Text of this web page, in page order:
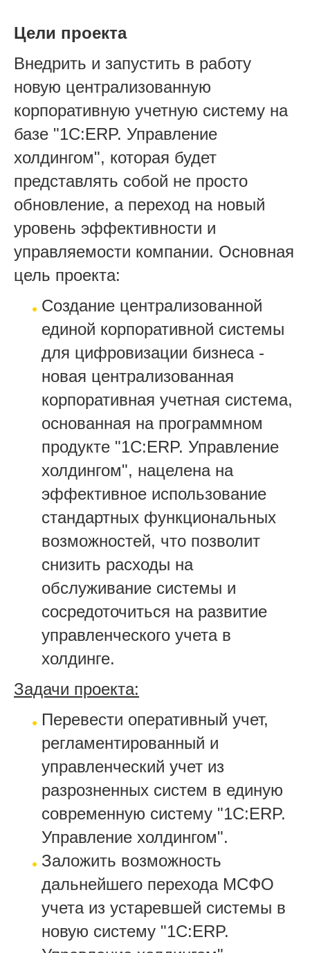
Цели проекта
Внедрить и запустить в работу
новую централизованную
корпоративную учетную систему на
базе "1С:ERP. Управление
холдингом", которая будет
представлять собой не просто
обновление, а переход на новый
уровень эффективности и
управляемости компании. Основная
цель проекта:
Создание централизованной
единой корпоративной системы
для цифровизации бизнеса -
новая централизованная
корпоративная учетная система,
основанная на программном
продукте "1С:ERP. Управление
холдингом", нацелена на
эффективное использование
стандартных функциональных
возможностей, что позволит
снизить расходы на
обслуживание системы и
сосредоточиться на развитие
управленческого учета в
холдинге.
Задачи проекта:
Перевести оперативный учет,
регламентированный и
управленческий учет из
разрозненных систем в единую
современную систему "1С:ERP.
Управление холдингом".
Заложить возможность
дальнейшего перехода МСФО
учета из устаревшей системы в
новую систему "1С:ERP.